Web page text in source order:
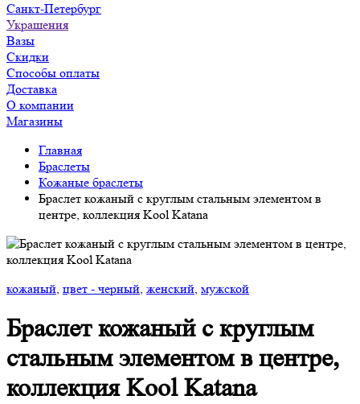
Санкт-Петербург
Украшения
Вазы
Скидки
Способы оплаты
Доставка
О компании
Магазины
Главная
Браслеты
Кожаные браслеты
Браслет кожаный с круглым стальным элементом в
центре, коллекция Kool Katana
кожаный, цвет - черный, женский, мужской
Браслет кожаный с круглым
стальным элементом в центре,
коллекция Kool Katana